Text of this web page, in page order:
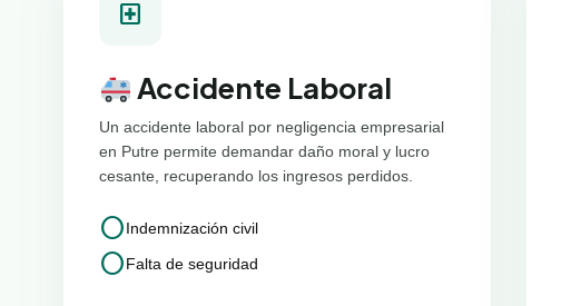
local_hospital
Accidente Laboral
Un accidente laboral por negligencia empresarial
en Putre permite demandar daño moral y lucro
cesante, recuperando los ingresos perdidos.
circleIndemnización civil
circleFalta de seguridad